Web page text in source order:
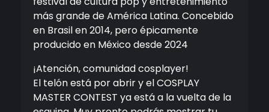
más grande de América Latina. Concebido
en Brasil en 2014, pero épicamente
producido en México desde 2024
¡Atención, comunidad cosplayer!
El telón está por abrir y el COSPLAY
MASTER CONTEST ya está a la vuelta de la